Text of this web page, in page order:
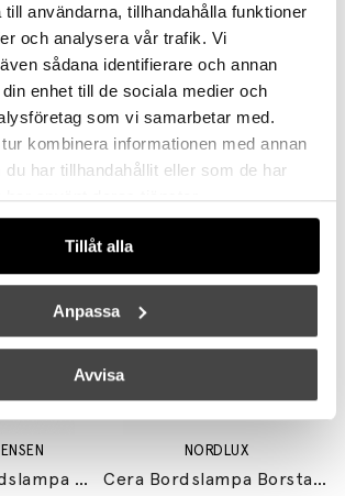
användarna, tillhandahålla funktioner
och analysera vår trafik. Vi
sådana identifierare och annan
enhet till de sociala medier och
som vi samarbetar med.
kombinera informationen med annan
du har tillhandahållit eller som de har
använt deras tjänster.
Tillåt alla
Anpassa
Avvisa
Bring To-Go 12 Portabel Svart/Opal
OLSSON & JENSEN
Carl-Johan Bordslampa Liten Vit
Carl-Johan Bordslampa Mini Vit
NORDLUX
Cera Bordslampa Borstat Stål